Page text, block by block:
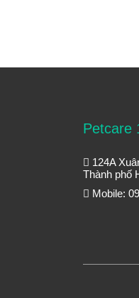
Petcare
124A
Thành phố
Mobile: